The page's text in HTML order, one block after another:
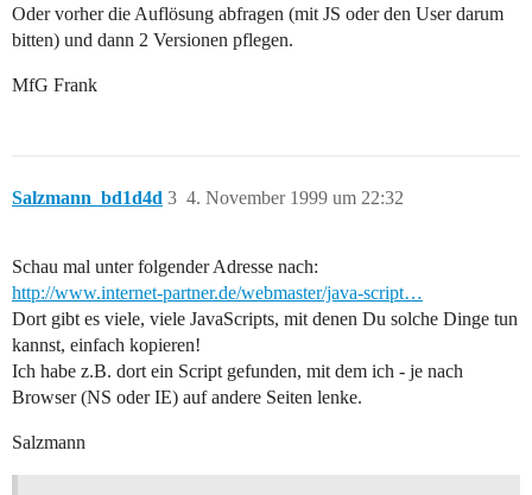
Oder vorher die Auflösung abfragen (mit JS oder den User darum
bitten) und dann 2 Versionen pflegen.
MfG Frank
Salzmann_bd1d4d 4. November 1999 um 22:32
3
Schau mal unter folgender Adresse nach:
http://www.internet-partner.de/webmaster/java-script…
Dort gibt es viele, viele JavaScripts, mit denen Du solche Dinge tun
kannst, einfach kopieren!
Ich habe z.B. dort ein Script gefunden, mit dem ich - je nach
Browser (NS oder IE) auf andere Seiten lenke.
Salzmann